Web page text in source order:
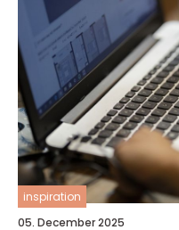
inspiration
05. December 2025